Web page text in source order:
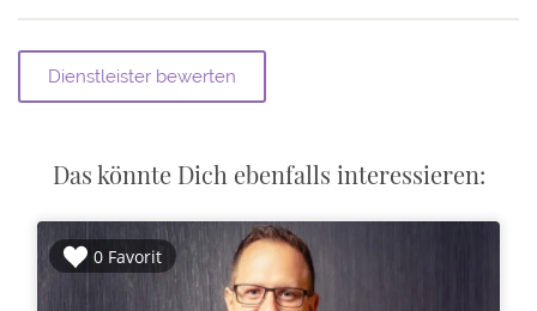
Das könnte Dich ebenfalls interessieren:
0 Favorit